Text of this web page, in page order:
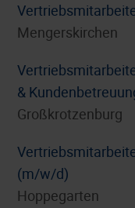
Mengerskirchen
&
Großkrotzenburg
(m/w/d)
Hoppegarten